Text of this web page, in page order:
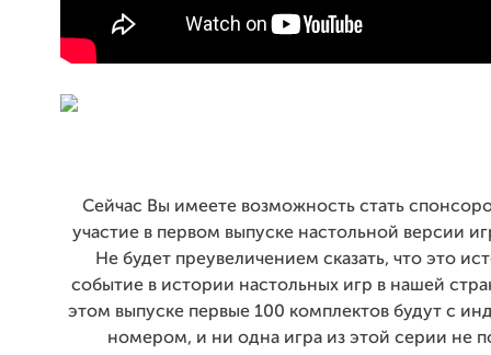
Сейчас Вы имеете возможность стать
участие в первом выпуске настольной версии
Не будет преувеличением сказать, что это
событие в истории настольных игр в нашей
этом выпуске первые 100 комплектов будут с
номером, и ни одна игра из этой серии не